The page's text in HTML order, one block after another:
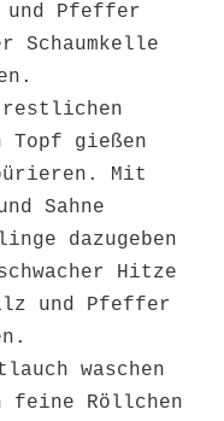
und Pfeffer
Schaumkelle
restlichen
gießen
Mit
Sahne
dazugeben
Hitze
und Pfeffer
waschen
feine Röllchen